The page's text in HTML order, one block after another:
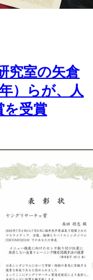
究室の矢倉
）らが、人
を受賞